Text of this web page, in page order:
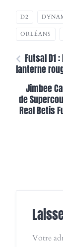
D2
ORLÉANS
Futsal D1
lanterne
Jimbee
de
Real Betis
Votre